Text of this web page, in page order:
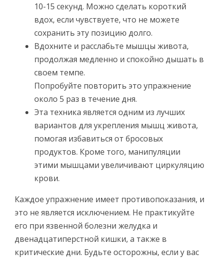
10-15 секунд. Можно сделать короткий
вдох, если чувствуете, что не можете
сохранить эту позицию долго.
Вдохните и расслабьте мышцы живота,
продолжая медленно и спокойно дышать в
своем темпе.
Попробуйте повторить это упражнение
около 5 раз в течение дня.
Эта техника является одним из лучших
вариантов для укрепления мышц живота,
помогая избавиться от бросовых
продуктов. Кроме того, манипуляции
этими мышцами увеличивают циркуляцию
крови.
Каждое упражнение имеет противопоказания, и
это не является исключением. Не практикуйте
его при язвенной болезни желудка и
двенадцатиперстной кишки, а также в
критические дни. Будьте осторожны, если у вас